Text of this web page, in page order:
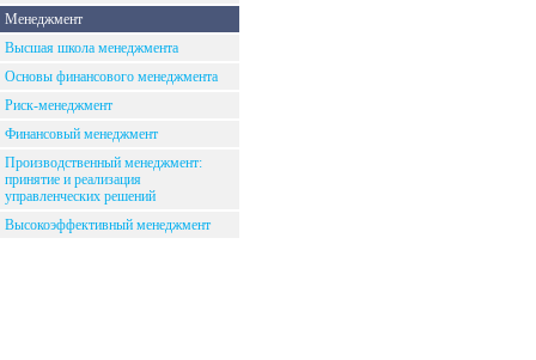
Менеджмент
Высшая школа менеджмента
Основы финансового менеджмента
Риск-менеджмент
Финансовый менеджмент
Производственный менеджмент:
принятие и реализация
управленческих решений
Высокоэффективный менеджмент